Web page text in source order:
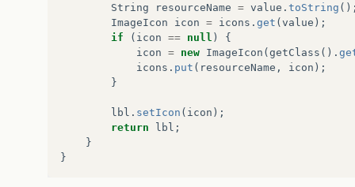
String
resourceName = value . toString
ImageIcon
icon = icons . get (value );
if
( icon == null )
{
icon = new ImageIcon (getClass ().
icons . put ( resourceName , icon );
}
lbl . setIcon ( icon );
return
lbl ;
}
}